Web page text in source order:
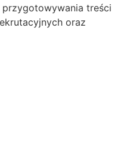
treści
oraz